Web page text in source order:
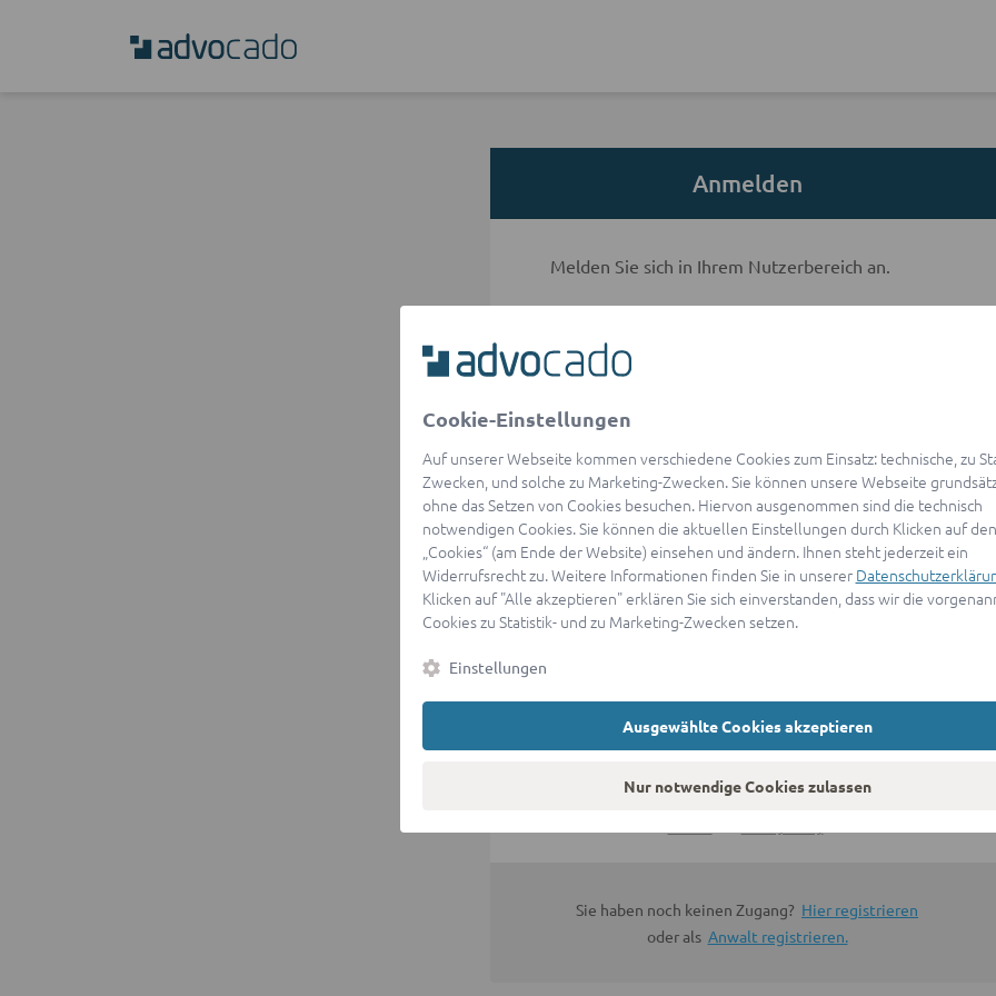
Anmelden
Melden Sie sich in Ihrem Nutzerbereich an.
E-Mail-Adresse
Passwort
Passwort vergessen?
ANMELDEN
oder
Sign in with Google
Sie haben noch keinen Zugang? Hier registrieren
oder als Anwalt registrieren.
Cookie-Einstellungen
Auf unserer Webseite kommen verschiedene Cookies zum Einsatz: technische, zu
Zwecken, und solche zu Marketing-Zwecken. Sie können unsere Webseite
ohne das Setzen von Cookies besuchen. Hiervon ausgenommen sind die technisch
notwendigen Cookies. Sie können die aktuellen Einstellungen durch Klicken auf
„Cookies“ (am Ende der Website) einsehen und ändern. Ihnen steht jederzeit ein
Widerrufsrecht zu. Weitere Informationen finden Sie in unserer
Klicken auf "Alle akzeptieren" erklären Sie sich einverstanden, dass wir die
Cookies zu Statistik- und zu Marketing-Zwecken setzen.
Einstellungen
Ausgewählte Cookies akzeptieren
Nur notwendige Cookies zulassen